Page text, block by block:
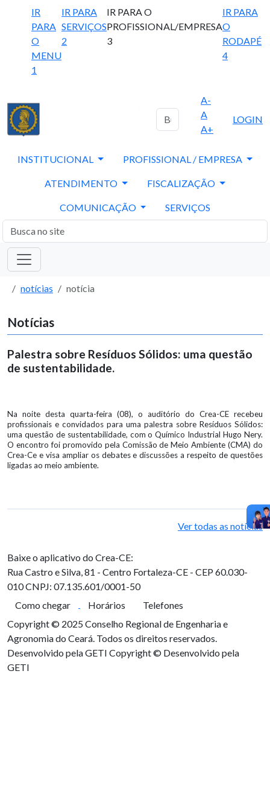
IR
PARA
O
MENU
1
IR PARA
SERVIÇOS
2
IR PARA O
PROFISSIONAL/EMPRESA
3
IR PARA
O
RODAPÉ
4
A-
A
A+
LOGIN
INSTITUCIONAL PROFISSIONAL / EMPRESA
ATENDIMENTO FISCALIZAÇÃO
COMUNICAÇÃO SERVIÇOS
notícias notícia
Notícias
Palestra sobre Resíduos Sólidos: uma questão
de sustentabilidade.
Na noite desta quarta-feira (08), o auditório do Crea-CE recebeu
profissionais e convidados para uma palestra sobre Resíduos Sólidos:
uma questão de sustentabilidade, com o Químico Industrial Hugo Nery.
O encontro foi promovido pela Comissão de Meio Ambiente (CMA) do
Crea-Ce e visa ampliar os debates e discussões a respeito de questões
ligadas ao meio ambiente.
Ver todas as notícias
Baixe o aplicativo do Crea-CE:
Rua Castro e Silva, 81 - Centro Fortaleza-CE - CEP 60.030-
010CNPJ: 07.135.601/0001-50
Como chegar
Horários
Telefones
Copyright © 2025 Conselho Regional de Engenharia e
Agronomia do Ceará. Todos os direitos reservados.
Desenvolvido pela GETI Copyright © Desenvolvido pela
GETI